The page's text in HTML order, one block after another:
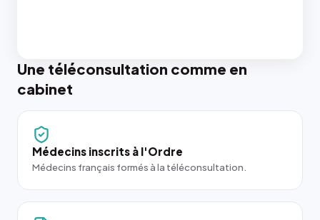
Une téléconsultation comme en
cabinet
Médecins inscrits à l'Ordre
Médecins français formés à la téléconsultation.